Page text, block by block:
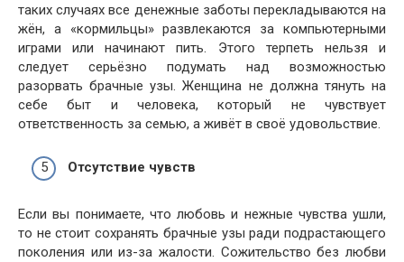
таких случаях все денежные заботы перекладываются на
жён, а «кормильцы» развлекаются за компьютерными
играми или начинают пить. Этого терпеть нельзя и
следует серьёзно подумать над возможностью
разорвать брачные узы. Женщина не должна тянуть на
себе быт и человека, который не чувствует
ответственность за семью, а живёт в своё удовольствие.
Отсутствие чувств
Если вы понимаете, что любовь и нежные чувства ушли,
то не стоит сохранять брачные узы ради подрастающего
поколения или из-за жалости. Сожительство без любви